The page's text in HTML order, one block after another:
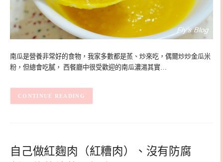
南瓜是營養非常好的食物，我家多數都是蒸、炒來吃，偶爾炒炒金瓜米
粉，但總會吃膩， 西餐廳中很受歡迎的南瓜濃湯其實…
CONTINUE READING
自己做紅麴肉（紅糟肉）、沒有防腐